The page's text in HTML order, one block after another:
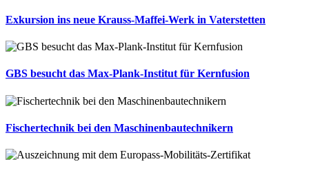
Exkursion ins neue Krauss-Maffei-Werk in Vaterstetten
GBS besucht das Max-Plank-Institut für Kernfusion
Fischertechnik bei den Maschinenbautechnikern